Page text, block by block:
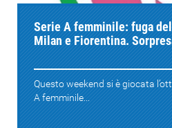
Serie A femminile: fuga
Milan e Fiorentina.
Questo weekend si è giocata
A femminile...